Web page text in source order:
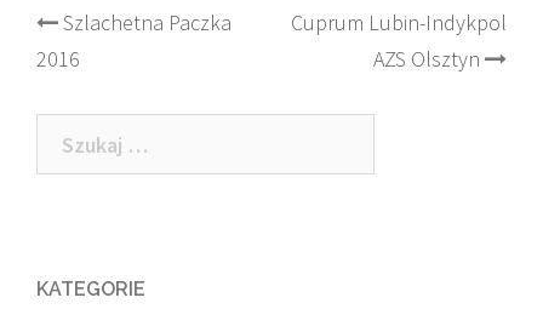
Post
navigation
Szlachetna Paczka
2016
Cuprum Lubin-Indykpol
AZS Olsztyn
Szukaj:
KATEGORIE